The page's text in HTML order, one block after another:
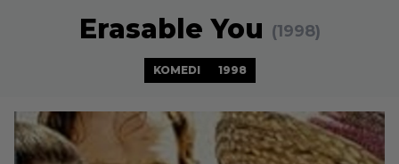
Erasable You (1998)
KOMEDI 1998